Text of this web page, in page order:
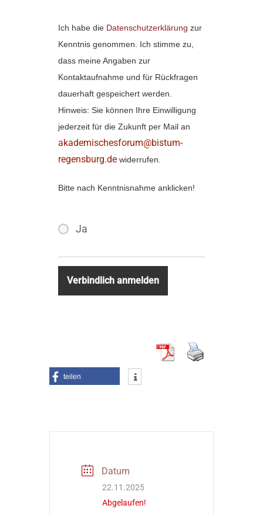
Ja
Ich habe die Datenschutzerklärung zur
Kenntnis genommen. Ich stimme zu,
dass meine Angaben zur
Kontaktaufnahme und für Rückfragen
dauerhaft gespeichert werden.
Hinweis: Sie können Ihre Einwilligung
jederzeit für die Zukunft per Mail an
akademischesforum@bistum-
regensburg.de widerrufen.
Bitte nach Kenntnisnahme anklicken!
teilen
Datum
22.11.2025
Abgelaufen!